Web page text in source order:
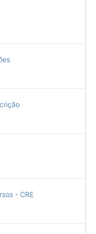
- CRE